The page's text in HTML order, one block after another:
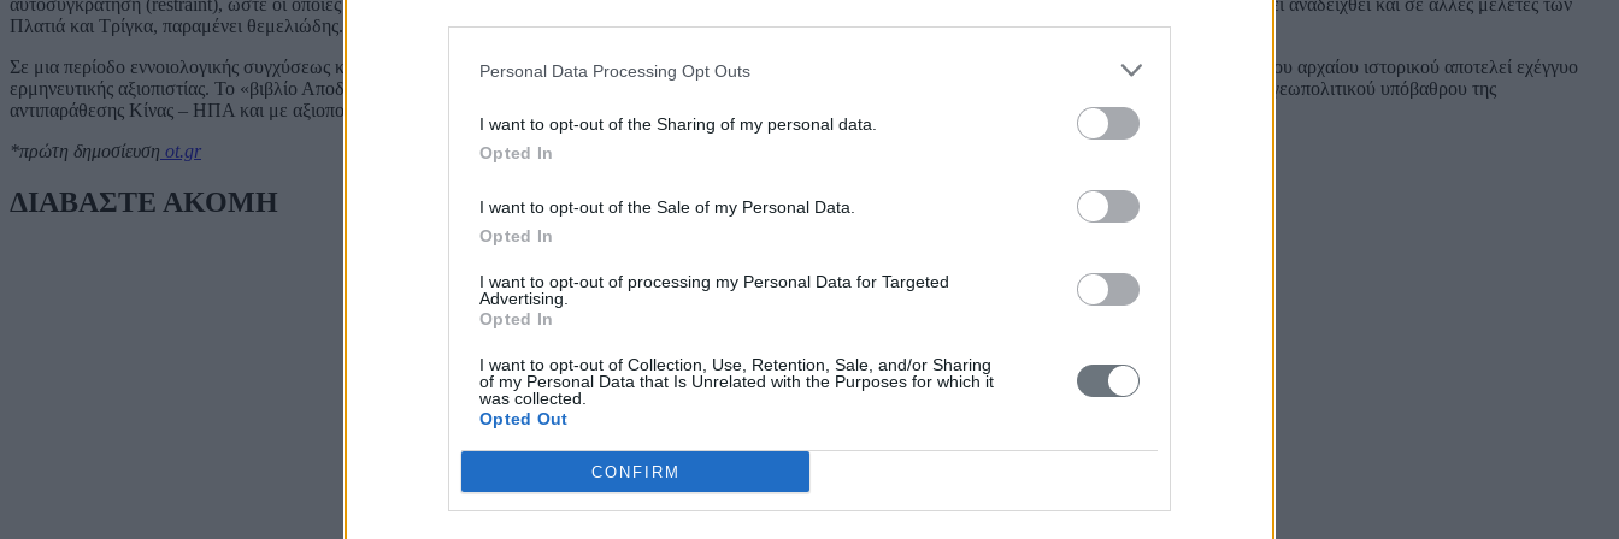
Personal Data Processing Opt Outs
I want to opt-out of the Sharing of my personal data.
Opted In
I want to opt-out of the Sale of my Personal Data.
Opted In
I want to opt-out of processing my Personal Data for Targeted
Advertising.
Opted In
I want to opt-out of Collection, Use, Retention, Sale, and/or Sharing
of my Personal Data that Is Unrelated with the Purposes for which it
was collected.
Opted Out
CONFIRM
Πλατιά και Τρίγκα, παραμένει θεμελιώδης.
Σε μια περίοδο εννοιολογικής συγχύσεως και υπερπληθώρας θεωρητικών προσεγγίσεων, η επιστροφή στην σκέψη και τις θεμελιώδεις ερμηνευτικές παραμέτρους του αρχαίου ιστορικού αποτελεί εχέγγυο
ερμηνευτικής αξιοπιστίας. Το «βιβλίο Αποδομώνιας την παγίδα του Θουκυδίδη» προσφέρει ακριβώς αυτήν την απαραίτητη οπτική με αξιοποίηση του ιστορικού και γεωπολιτικού υπόβαθρου της
αντιπαράθεσης Κίνας – ΗΠΑ και με αξιοποίηση του έργου του Θουκυδίδη……».
*πρώτη δημοσίευση ot.gr
ΔΙΑΒΑΣΤΕ ΑΚΟΜΗ